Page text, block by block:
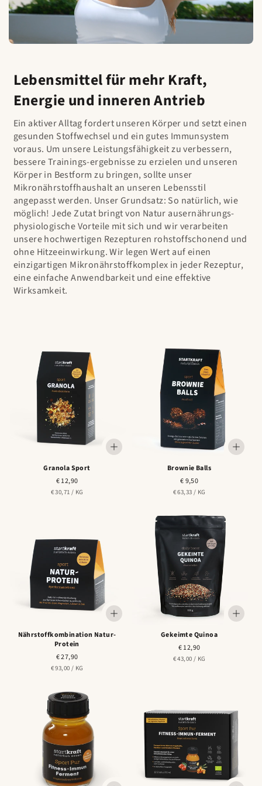
Lebensmittel für mehr Kraft,
Energie und inneren Antrieb
Ein aktiver Alltag fordert unseren Körper und setzt einen
gesunden Stoffwechsel und ein gutes Immunsystem
voraus. Um unsere Leistungsfähigkeit zu verbessern,
bessere Trainings-ergebnisse zu erzielen und unseren
Körper in Bestform zu bringen, sollte unser
Mikronährstoffhaushalt an unseren Lebensstil
angepasst werden. Unser Grundsatz: So natürlich, wie
möglich! Jede Zutat bringt von Natur ausernährungs-
physiologische Vorteile mit sich und wir verarbeiten
unsere hochwertigen Rezepturen rohstoffschonend und
ohne Hitzeeinwirkung. Wir legen Wert auf einen
einzigartigen Mikronährstoffkomplex in jeder Rezeptur,
eine einfache Anwendbarkeit und eine effektive
Wirksamkeit.
Granola Sport
Normaler
Preis
€ 12,90
STÜCK
€ 30,71 / PRO
KG
Brownie Balls
Normaler
Preis
€ 9,50
STÜCK
€ 63,33 / PRO
KG
Nährstoffkombination Natur-
Protein
Normaler
Preis
€ 27,90
STÜCK
€ 93,00 / PRO
KG
Gekeimte Quinoa
Normaler
Preis
€ 12,90
STÜCK
€ 43,00 / PRO
KG